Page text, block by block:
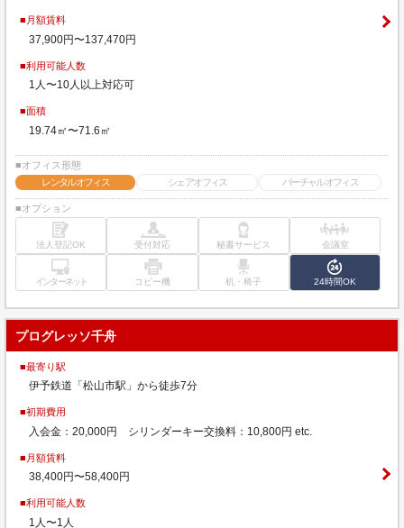
■月額賃料
37,900円〜137,470円
■利用可能人数
1人〜10人以上対応可
■面積
19.74㎡〜71.6㎡
■オフィス形態
レンタルオフィス
シェアオフィス バーチャルオフィス
■オプション
法人登記OK 受付対応 秘書サービス 会議室
インターネット コピー機 机・椅子 24時間OK
プログレッソ千舟
■最寄り駅
伊予鉄道「松山市駅」から徒歩7分
■初期費用
入会金：20,000円 シリンダーキー交換料：10,800円 etc.
■月額賃料
38,400円〜58,400円
■利用可能人数
1人〜1人